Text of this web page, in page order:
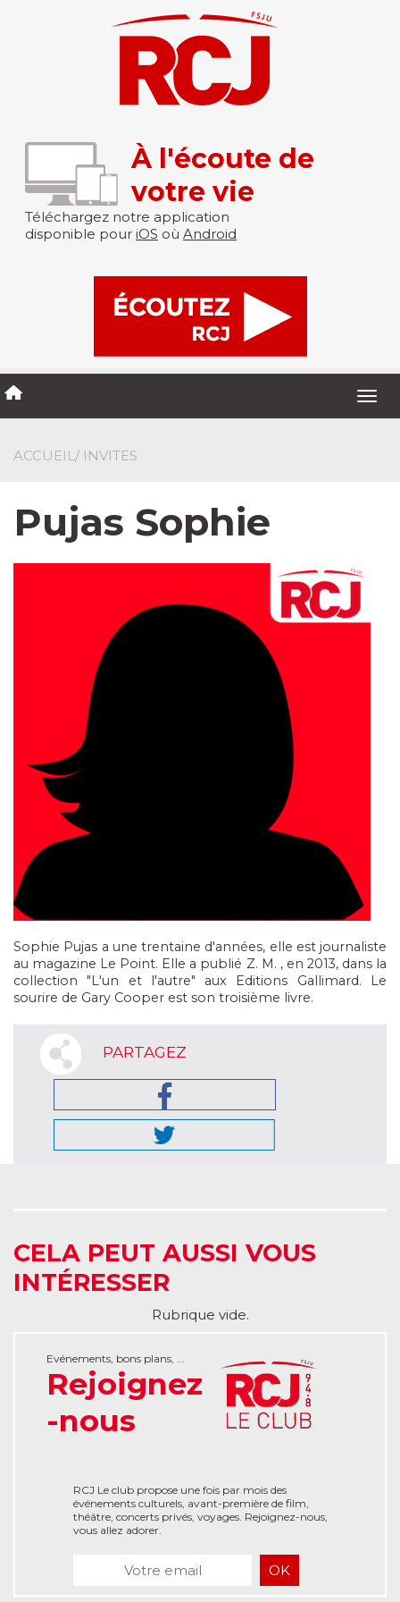
À l'écoute de
votre vie
Téléchargez notre application
disponible pour iOS où Android
ACCUEIL/ INVITES
Pujas Sophie
Sophie Pujas a une trentaine d'années, elle est journaliste
au magazine Le Point. Elle a publié Z. M. , en 2013, dans la
collection "L'un et l'autre" aux Editions Gallimard. Le
sourire de Gary Cooper est son troisième livre.
PARTAGEZ
CELA PEUT AUSSI VOUS
INTÉRESSER
Rubrique vide.
Evénements, bons plans, ...
Rejoignez
-nous
RCJ Le club propose une fois par mois des
événements culturels, avant-première de film,
théâtre, concerts privés, voyages. Rejoignez-nous,
vous allez adorer.